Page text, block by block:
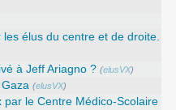
élus du centre et de droite.
à Jeff Ariagno ? (elusVX)
(elusVX)
par le Centre Médico-Scolaire